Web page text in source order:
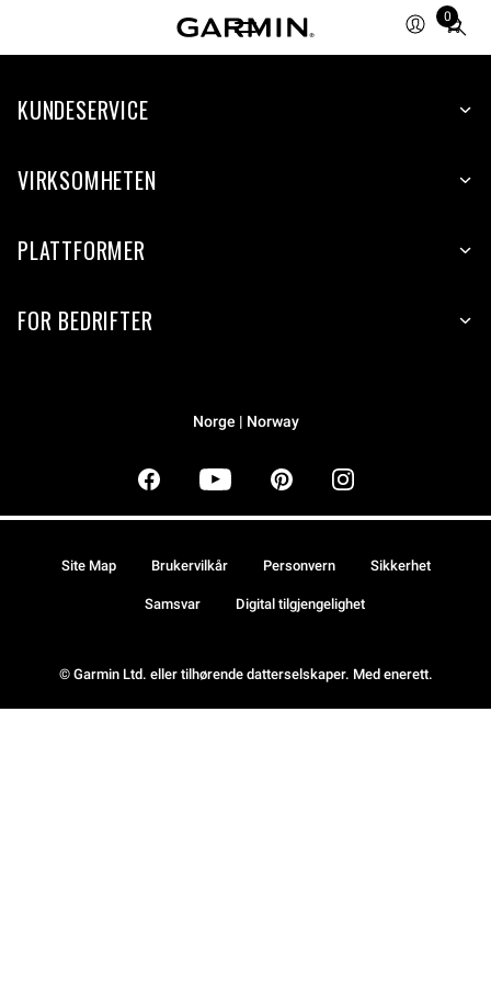
0
Total
items
cart:
KUNDESERVICE
VIRKSOMHETEN
PLATTFORMER
FOR BEDRIFTER
Norge | Norway
© Garmin Ltd. eller tilhørende datterselskaper. Med enerett.
Site Map Brukervilkår Personvern Sikkerhet
Samsvar Digital tilgjengelighet